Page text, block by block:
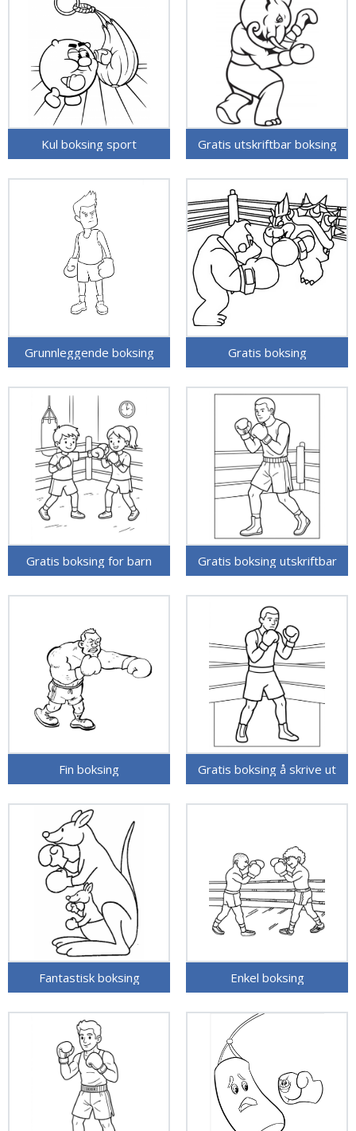
Kul boksing sport Gratis utskriftbar boksing
Grunnleggende boksing Gratis boksing
Gratis boksing for barn Gratis boksing utskriftbar
Fin boksing Gratis boksing å skrive ut
Fantastisk boksing Enkel boksing